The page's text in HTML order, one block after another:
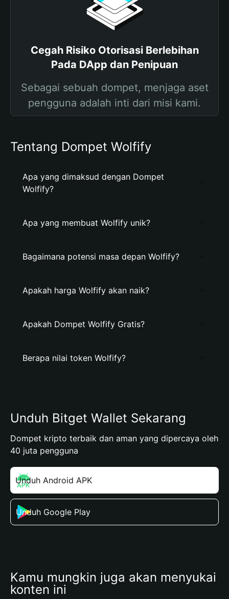
Cegah Risiko Otorisasi Berlebihan
Pada DApp dan Penipuan
Sebagai sebuah dompet, menjaga aset
pengguna adalah inti dari misi kami.
Tentang Dompet Wolfify
Apa yang dimaksud dengan Dompet
Wolfify?
Apa yang membuat Wolfify unik?
Bagaimana potensi masa depan Wolfify?
Apakah harga Wolfify akan naik?
Apakah Dompet Wolfify Gratis?
Berapa nilai token Wolfify?
Unduh Bitget Wallet Sekarang
Dompet kripto terbaik dan aman yang dipercaya oleh
40 juta pengguna
Unduh Android APK
Unduh Google Play
Kamu mungkin juga akan menyukai
konten ini